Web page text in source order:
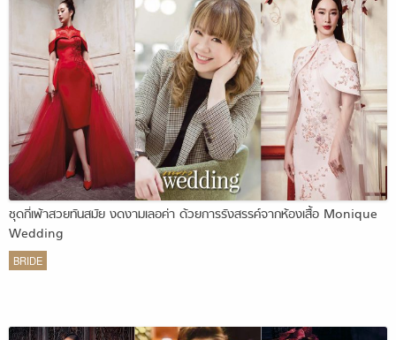
ชุดกี่เพ้าสวยทันสมัย งดงามเลอค่า ด้วยการรังสรรค์จากห้องเสื้อ Monique
Wedding
BRIDE